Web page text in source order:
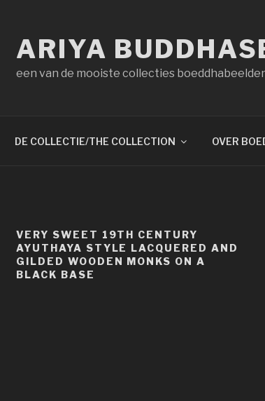
ARIYA
een van de mooiste collecties
DE COLLECTIE/THE COLLECTION OVER
VERY SWEET 19TH CENTURY
AYUTHAYA STYLE LACQUERED AND
GILDED WOODEN MONKS ON A
BLACK BASE